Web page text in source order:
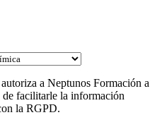
a Neptunos Formación a
facilitarle la información
la RGPD.